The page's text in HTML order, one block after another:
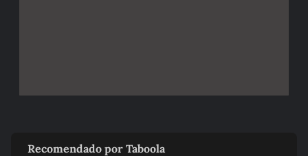
Recomendado por Taboola